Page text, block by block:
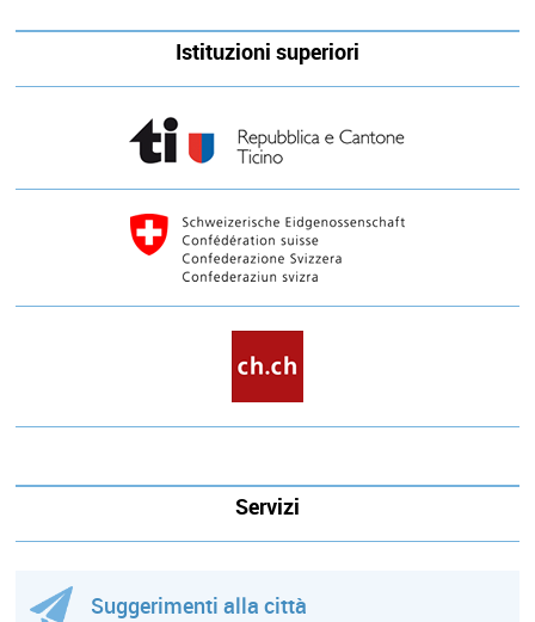
Istituzioni superiori
Servizi
Suggerimenti alla città